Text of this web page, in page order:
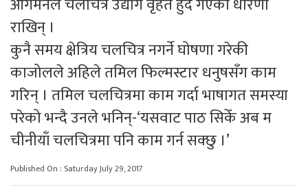
राखिन् ।
कुनै समय क्षेत्रिय चलचित्र नगर्ने घोषणा गरेकी
काजोलले अहिले तमिल फिल्मस्टार धनुषसँग काम
गरिन् । तमिल चलचित्रमा काम गर्दा भाषागत समस्या
परेको भन्दै उनले भनिन्-‘यसवाट पाठ सिकेँ अब म
चीनीयाँ चलचित्रमा पनि काम गर्न सक्छु ।’
Published On : Saturday July 29, 2017